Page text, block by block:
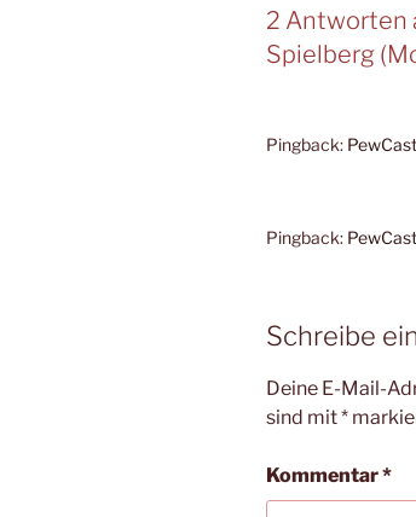
2 Antworten
Spielberg
Pingback:
Pingback:
Schreibe
Deine E-Mail-
sind mit*
Kommentar*